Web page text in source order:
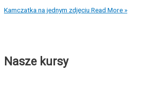
Kamczatka na jednym zdjęciu Read More »
Nasze kursy